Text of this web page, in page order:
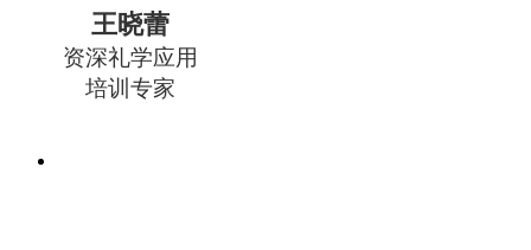
王晓蕾
资深礼学应用
培训专家